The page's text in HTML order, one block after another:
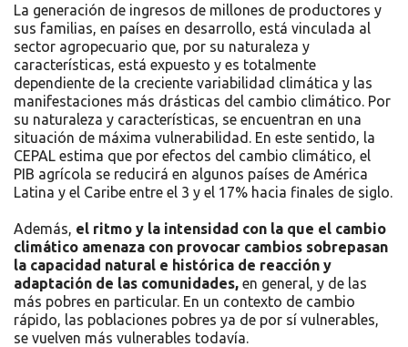
La generación de ingresos de millones de productores y
sus familias, en países en desarrollo, está vinculada al
sector agropecuario que, por su naturaleza y
características, está expuesto y es totalmente
dependiente de la creciente variabilidad climática y las
manifestaciones más drásticas del cambio climático. Por
su naturaleza y características, se encuentran en una
situación de máxima vulnerabilidad. En este sentido, la
CEPAL estima que por efectos del cambio climático, el
PIB agrícola se reducirá en algunos países de América
Latina y el Caribe entre el 3 y el 17% hacia finales de siglo.
Además, el ritmo y la intensidad con la que el cambio
climático amenaza con provocar cambios sobrepasan
la capacidad natural e histórica de reacción y
adaptación de las comunidades, en general, y de las
más pobres en particular. En un contexto de cambio
rápido, las poblaciones pobres ya de por sí vulnerables,
se vuelven más vulnerables todavía.